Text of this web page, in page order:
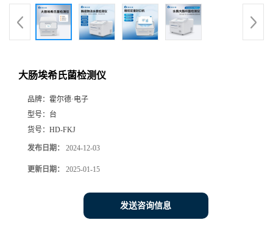
大肠埃希氏菌检测仪
品牌： 霍尔德·电子
型号： 台
货号： HD-FKJ
发布日期： 2024-12-03
更新日期： 2025-01-15
发送咨询信息